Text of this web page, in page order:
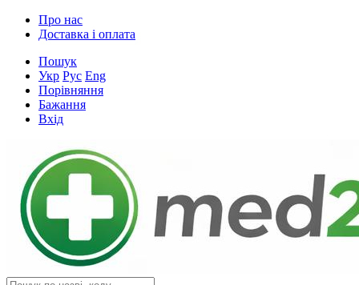
Про нас
Доставка і оплата
Пошук
Укр Рус Eng
Порівняння
Бажання
Вхід